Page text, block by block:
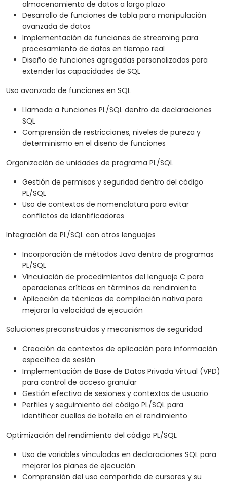
almacenamiento de datos a largo plazo
Desarrollo de funciones de tabla para manipulación
avanzada de datos
Implementación de funciones de streaming para
procesamiento de datos en tiempo real
Diseño de funciones agregadas personalizadas para
extender las capacidades de SQL
Uso avanzado de funciones en SQL
Llamada a funciones PL/SQL dentro de declaraciones
SQL
Comprensión de restricciones, niveles de pureza y
determinismo en el diseño de funciones
Organización de unidades de programa PL/SQL
Gestión de permisos y seguridad dentro del código
PL/SQL
Uso de contextos de nomenclatura para evitar
conflictos de identificadores
Integración de PL/SQL con otros lenguajes
Incorporación de métodos Java dentro de programas
PL/SQL
Vinculación de procedimientos del lenguaje C para
operaciones críticas en términos de rendimiento
Aplicación de técnicas de compilación nativa para
mejorar la velocidad de ejecución
Soluciones preconstruidas y mecanismos de seguridad
Creación de contextos de aplicación para información
específica de sesión
Implementación de Base de Datos Privada Virtual (VPD)
para control de acceso granular
Gestión efectiva de sesiones y contextos de usuario
Perfiles y seguimiento del código PL/SQL para
identificar cuellos de botella en el rendimiento
Optimización del rendimiento del código PL/SQL
Uso de variables vinculadas en declaraciones SQL para
mejorar los planes de ejecución
Comprensión del uso compartido de cursores y su